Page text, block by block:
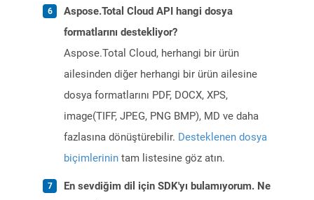
Aspose.Total Cloud API hangi dosya
formatlarını destekliyor?
Aspose.Total Cloud, herhangi bir ürün
ailesinden diğer herhangi bir ürün ailesine
dosya formatlarını PDF, DOCX, XPS,
image(TIFF, JPEG, PNG BMP), MD ve daha
fazlasına dönüştürebilir. Desteklenen dosya
biçimlerinin tam listesine göz atın.
En sevdiğim dil için SDK'yı bulamıyorum. Ne